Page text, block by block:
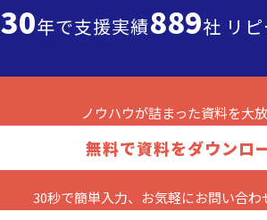
30年で支援実績889社 リ
ノウハウが詰まった資料を大
無料で資料をダウンロ
30秒で簡単入力、お気軽にお問い合わ